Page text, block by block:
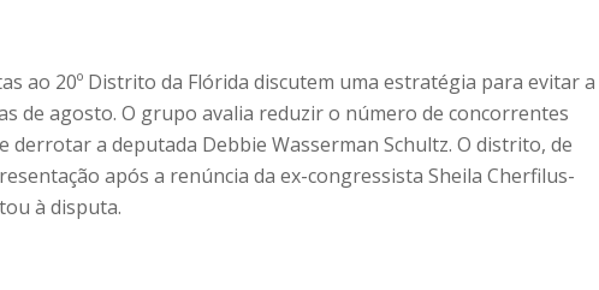
ao 20º Distrito da Flórida discutem uma estratégia para evitar a
de agosto. O grupo avalia reduzir o número de concorrentes
derrotar a deputada Debbie Wasserman Schultz. O distrito, de
após a renúncia da ex-congressista Sheila Cherfilus-
à disputa.